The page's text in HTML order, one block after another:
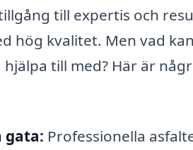
till expertis och
hög kvalitet. Men vad
till med? Här är
gata: Professionella